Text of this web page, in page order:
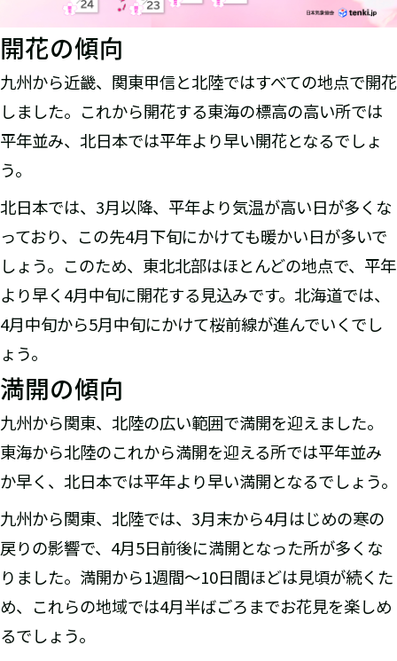
開花の傾向
九州から近畿、関東甲信と北陸ではすべての地点で開花
しました。これから開花する東海の標高の高い所では
平年並み、北日本では平年より早い開花となるでしょ
う。
北日本では、3月以降、平年より気温が高い日が多くな
っており、この先4月下旬にかけても暖かい日が多いで
しょう。このため、東北北部はほとんどの地点で、平年
より早く4月中旬に開花する見込みです。北海道では、
4月中旬から5月中旬にかけて桜前線が進んでいくでし
ょう。
満開の傾向
九州から関東、北陸の広い範囲で満開を迎えました。
東海から北陸のこれから満開を迎える所では平年並み
か早く、北日本では平年より早い満開となるでしょう。
九州から関東、北陸では、3月末から4月はじめの寒の
戻りの影響で、4月5日前後に満開となった所が多くな
りました。満開から1週間～10日間ほどは見頃が続くた
め、これらの地域では4月半ばごろまでお花見を楽しめ
るでしょう。